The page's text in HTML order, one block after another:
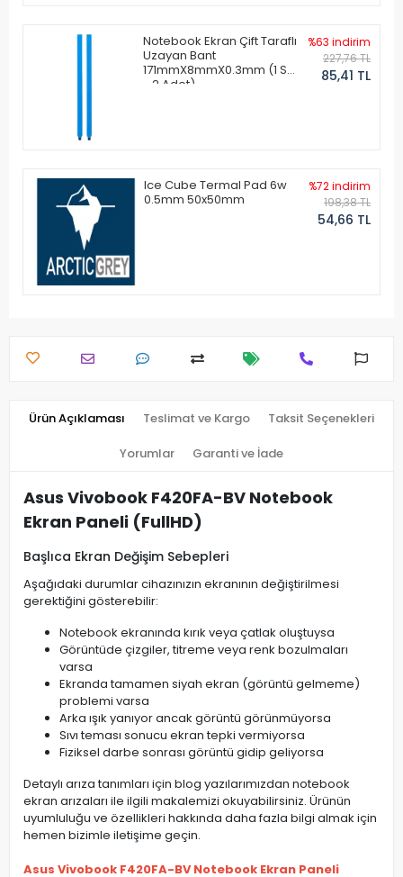
Notebook Ekran Çift Taraflı
Uzayan Bant
171mmX8mmX0.3mm (1 Set
- 2 Adet)
%63 indirim
227,76 TL
85,41 TL
Ice Cube Termal Pad 6w
0.5mm 50x50mm
%72 indirim
198,38 TL
54,66 TL
Ürün Açıklaması Teslimat ve Kargo Taksit Seçenekleri
Yorumlar Garanti ve İade
Asus Vivobook F420FA-BV Notebook
Ekran Paneli (FullHD)
Başlıca Ekran Değişim Sebepleri
Aşağıdaki durumlar cihazınızın ekranının değiştirilmesi
gerektiğini gösterebilir:
Notebook ekranında kırık veya çatlak oluştuysa
Görüntüde çizgiler, titreme veya renk bozulmaları
varsa
Ekranda tamamen siyah ekran (görüntü gelmeme)
problemi varsa
Arka ışık yanıyor ancak görüntü görünmüyorsa
Sıvı teması sonucu ekran tepki vermiyorsa
Fiziksel darbe sonrası görüntü gidip geliyorsa
Detaylı arıza tanımları için blog yazılarımızdan notebook
ekran arızaları ile ilgili makalemizi okuyabilirsiniz. Ürünün
uyumluluğu ve özellikleri hakkında daha fazla bilgi almak için
hemen bizimle iletişime geçin.
Asus Vivobook F420FA-BV Notebook Ekran Paneli